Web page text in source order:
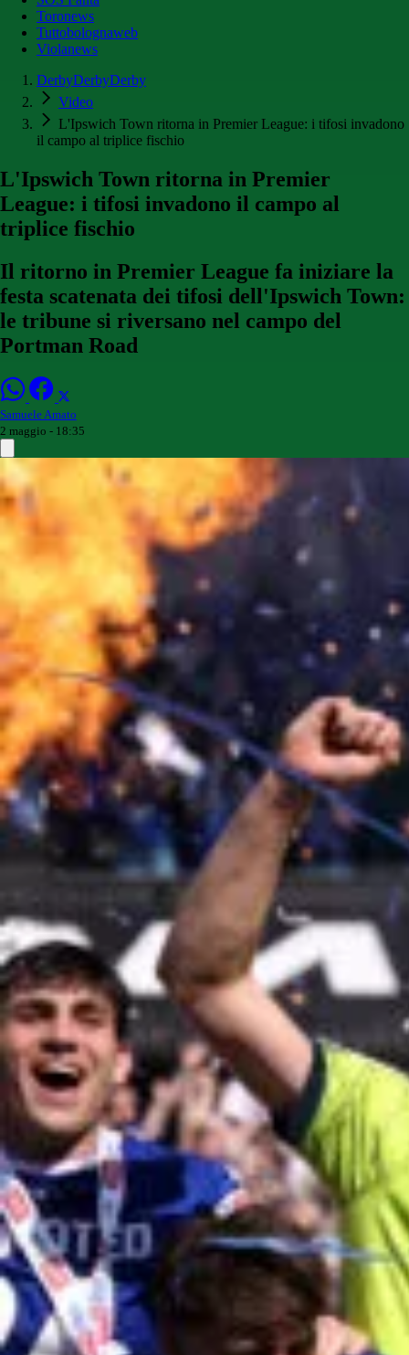
Toronews
Tuttobolognaweb
Violanews
DerbyDerbyDerby
Video
L'Ipswich Town ritorna in Premier League: i tifosi invadono
il campo al triplice fischio
L'Ipswich Town ritorna in Premier
League: i tifosi invadono il campo al
triplice fischio
Il ritorno in Premier League fa iniziare la
festa scatenata dei tifosi dell'Ipswich Town:
le tribune si riversano nel campo del
Portman Road
Samuele Amato
2 maggio - 18:35